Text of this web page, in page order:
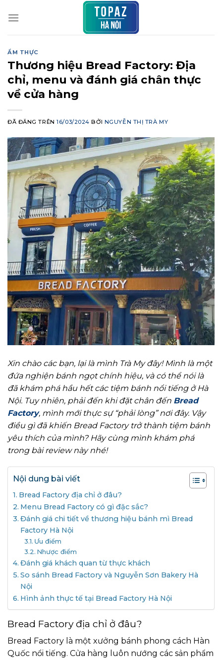
đến
ẨM THỰC
Thương hiệu Bread Factory: Địa
chỉ, menu và đánh giá chân thực
về cửa hàng
ĐÃ ĐĂNG TRÊN16/03/2024 BỞI NGUYỄN THỊ TRÀ MY
Xin chào các bạn, lại là mình Trà My đây! Mình là một
đứa nghiện bánh ngọt chính hiệu, và có thể nói là
đã khám phá hầu hết các tiệm bánh nổi tiếng ở Hà
Nội. Tuy nhiên, phải đến khi đặt chân đến Bread
Factory, mình mới thực sự “phải lòng” nơi đây. Vậy
điều gì đã khiến Bread Factory trở thành tiệm bánh
yêu thích của mình? Hãy cùng mình khám phá
trong bài review này nhé!
Nội dung bài viết
Bread Factory địa chỉ ở đâu?
Menu Bread Factory có gì đặc sắc?
Đánh giá chi tiết về thương hiệu bánh mì Bread
Factory Hà Nội
Ưu điểm
Nhược điểm
Đánh giá khách quan từ thực khách
So sánh Bread Factory và Nguyễn Sơn Bakery Hà
Nội
Hình ảnh thực tế tại Bread Factory Hà Nội
Bread Factory địa chỉ ở đâu?
Bread Factory là một xưởng bánh phong cách Hàn
Quốc nổi tiếng. Cửa hàng luôn nướng các sản phẩm